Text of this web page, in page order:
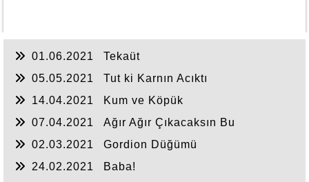
01.06.2021
Tekaüt
05.05.2021
Tut ki Karnın Acıktı
14.04.2021
Kum ve Köpük
07.04.2021
Ağır Ağır Çıkacaksın Bu
02.03.2021
Gordion Düğümü
24.02.2021
Baba!